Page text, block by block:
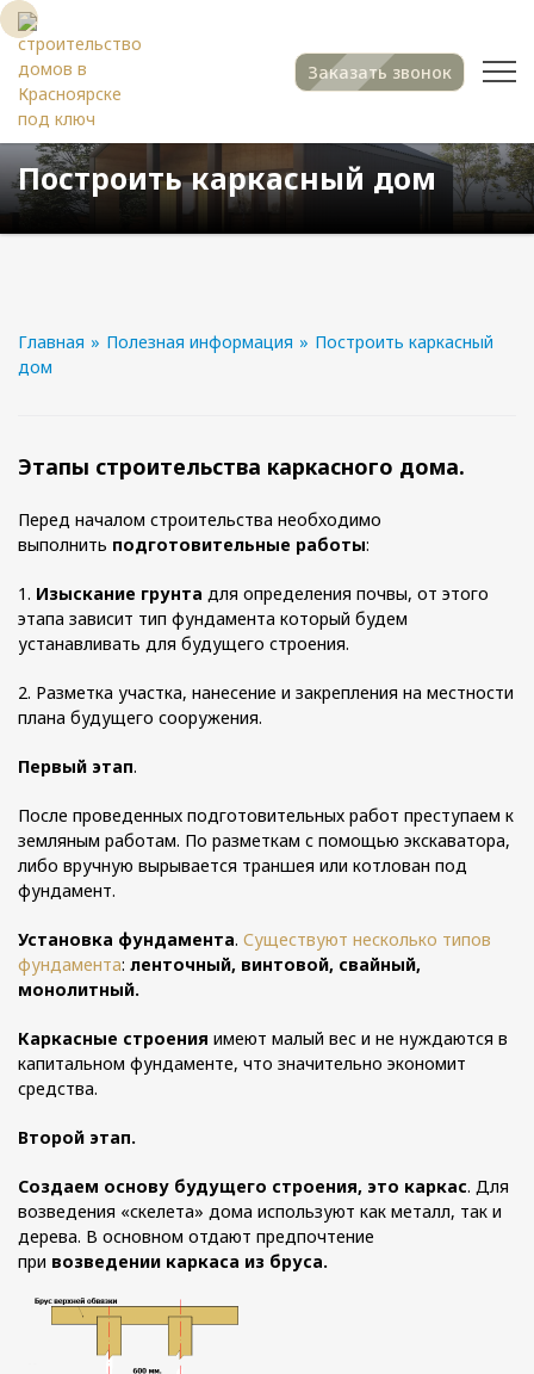
Заказать звонок
Построить каркасный дом
Главная » Полезная информация » Построить каркасный
дом
Этапы строительства каркасного дома.
Перед началом строительства необходимо
выполнить подготовительные работы:
1. Изыскание грунта для определения почвы, от этого
этапа зависит тип фундамента который будем
устанавливать для будущего строения.
2. Разметка участка, нанесение и закрепления на местности
плана будущего сооружения.
Первый этап.
После проведенных подготовительных работ преступаем к
земляным работам. По разметкам с помощью экскаватора,
либо вручную вырывается траншея или котлован под
фундамент.
Установка фундамента. Существуют несколько типов
фундамента: ленточный, винтовой, свайный,
монолитный.
Каркасные строения имеют малый вес и не нуждаются в
капитальном фундаменте, что значительно экономит
средства.
Второй этап.
Создаем основу будущего строения, это каркас. Для
возведения «скелета» дома используют как металл, так и
дерева. В основном отдают предпочтение
при возведении каркаса из бруса.